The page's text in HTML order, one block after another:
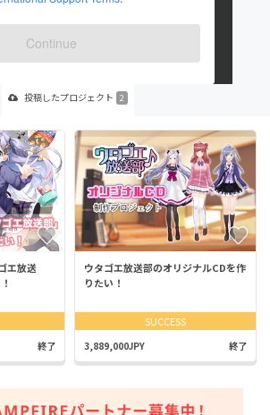
Continue
東京都
未設定
投稿したプロジェクト 2
エ放送
終了
ウタゴエ放送部のオリジナルCDを作
りたい！
SUCCESS
3,889,000JPY 終了